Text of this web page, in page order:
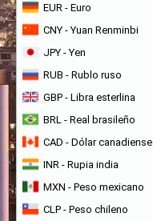
EUR - Euro
CNY - Yuan Renminbi
JPY - Yen
RUB - Rublo ruso
GBP - Libra esterlina
BRL - Real brasileño
CAD - Dólar canadiense
INR - Rupia india
MXN - Peso mexicano
CLP - Peso chileno